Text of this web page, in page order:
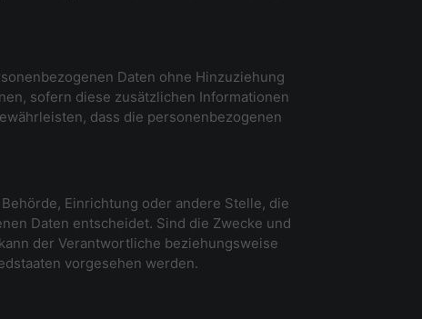
Daten ohne Hinzuziehung
sofern diese zusätzlichen Informationen
dass die personenbezogenen
Einrichtung oder andere Stelle, die
Daten entscheidet. Sind die Zwecke und
der Verantwortliche beziehungsweise
vorgesehen werden.